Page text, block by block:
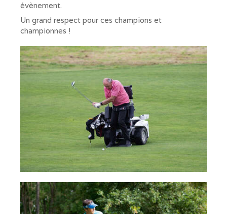
évènement.
Un grand respect pour ces champions et
championnes !